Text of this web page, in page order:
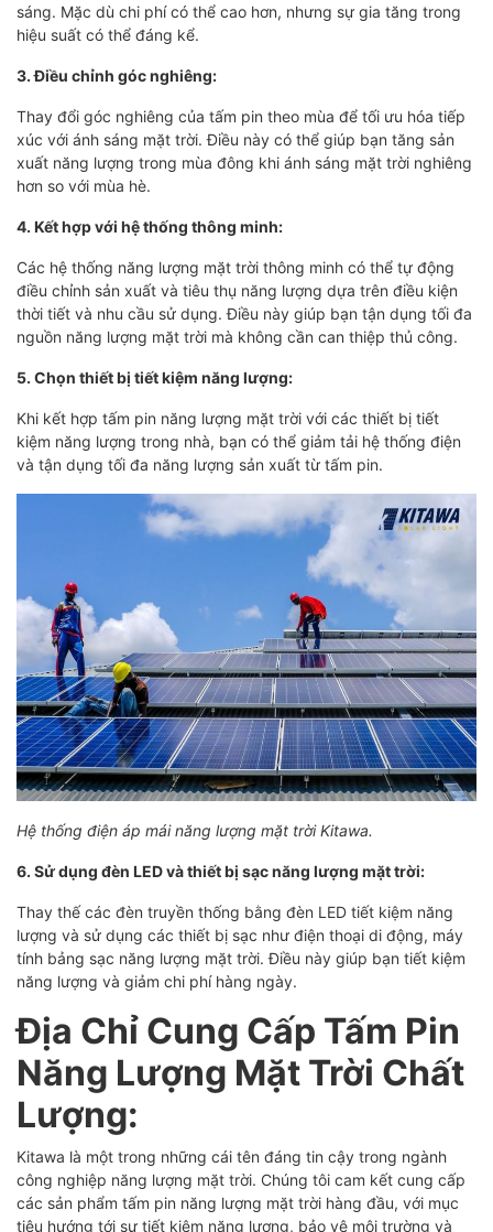
sáng. Mặc dù chi phí có thể cao hơn, nhưng sự gia tăng trong
hiệu suất có thể đáng kể.
3. Điều chỉnh góc nghiêng:
Thay đổi góc nghiêng của tấm pin theo mùa để tối ưu hóa tiếp
xúc với ánh sáng mặt trời. Điều này có thể giúp bạn tăng sản
xuất năng lượng trong mùa đông khi ánh sáng mặt trời nghiêng
hơn so với mùa hè.
4. Kết hợp với hệ thống thông minh:
Các hệ thống năng lượng mặt trời thông minh có thể tự động
điều chỉnh sản xuất và tiêu thụ năng lượng dựa trên điều kiện
thời tiết và nhu cầu sử dụng. Điều này giúp bạn tận dụng tối đa
nguồn năng lượng mặt trời mà không cần can thiệp thủ công.
5. Chọn thiết bị tiết kiệm năng lượng:
Khi kết hợp tấm pin năng lượng mặt trời với các thiết bị tiết
kiệm năng lượng trong nhà, bạn có thể giảm tải hệ thống điện
và tận dụng tối đa năng lượng sản xuất từ tấm pin.
Hệ thống điện áp mái năng lượng mặt trời Kitawa.
6. Sử dụng đèn LED và thiết bị sạc năng lượng mặt trời:
Thay thế các đèn truyền thống bằng đèn LED tiết kiệm năng
lượng và sử dụng các thiết bị sạc như điện thoại di động, máy
tính bảng sạc năng lượng mặt trời. Điều này giúp bạn tiết kiệm
năng lượng và giảm chi phí hàng ngày.
Địa Chỉ Cung Cấp Tấm Pin
Năng Lượng Mặt Trời Chất
Lượng:
Kitawa là một trong những cái tên đáng tin cậy trong ngành
công nghiệp năng lượng mặt trời. Chúng tôi cam kết cung cấp
các sản phẩm tấm pin năng lượng mặt trời hàng đầu, với mục
tiêu hướng tới sự tiết kiệm năng lượng, bảo vệ môi trường và